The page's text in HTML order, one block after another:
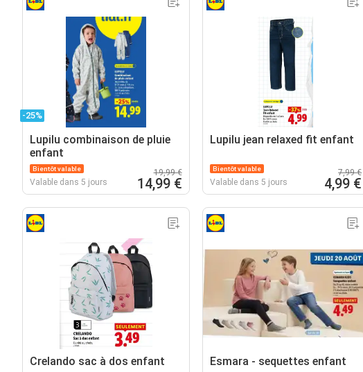
-25%
Lupilu combinaison de pluie
enfant
Bientôt valable
Valable dans 5 jours
19,99 €
14,99 €
Lupilu jean relaxed fit enfant
Bientôt valable
Valable dans 5 jours
7,99 €
4,99 €
Crelando sac à dos enfant Esmara - sequettes enfant